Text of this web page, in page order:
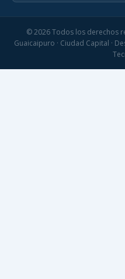
© 2026 Todos los derechos
Guaicaipuro · Ciudad Capital ·